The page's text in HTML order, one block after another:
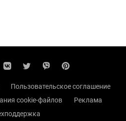
Пользовательское соглашение
cookie-файлов
Реклама